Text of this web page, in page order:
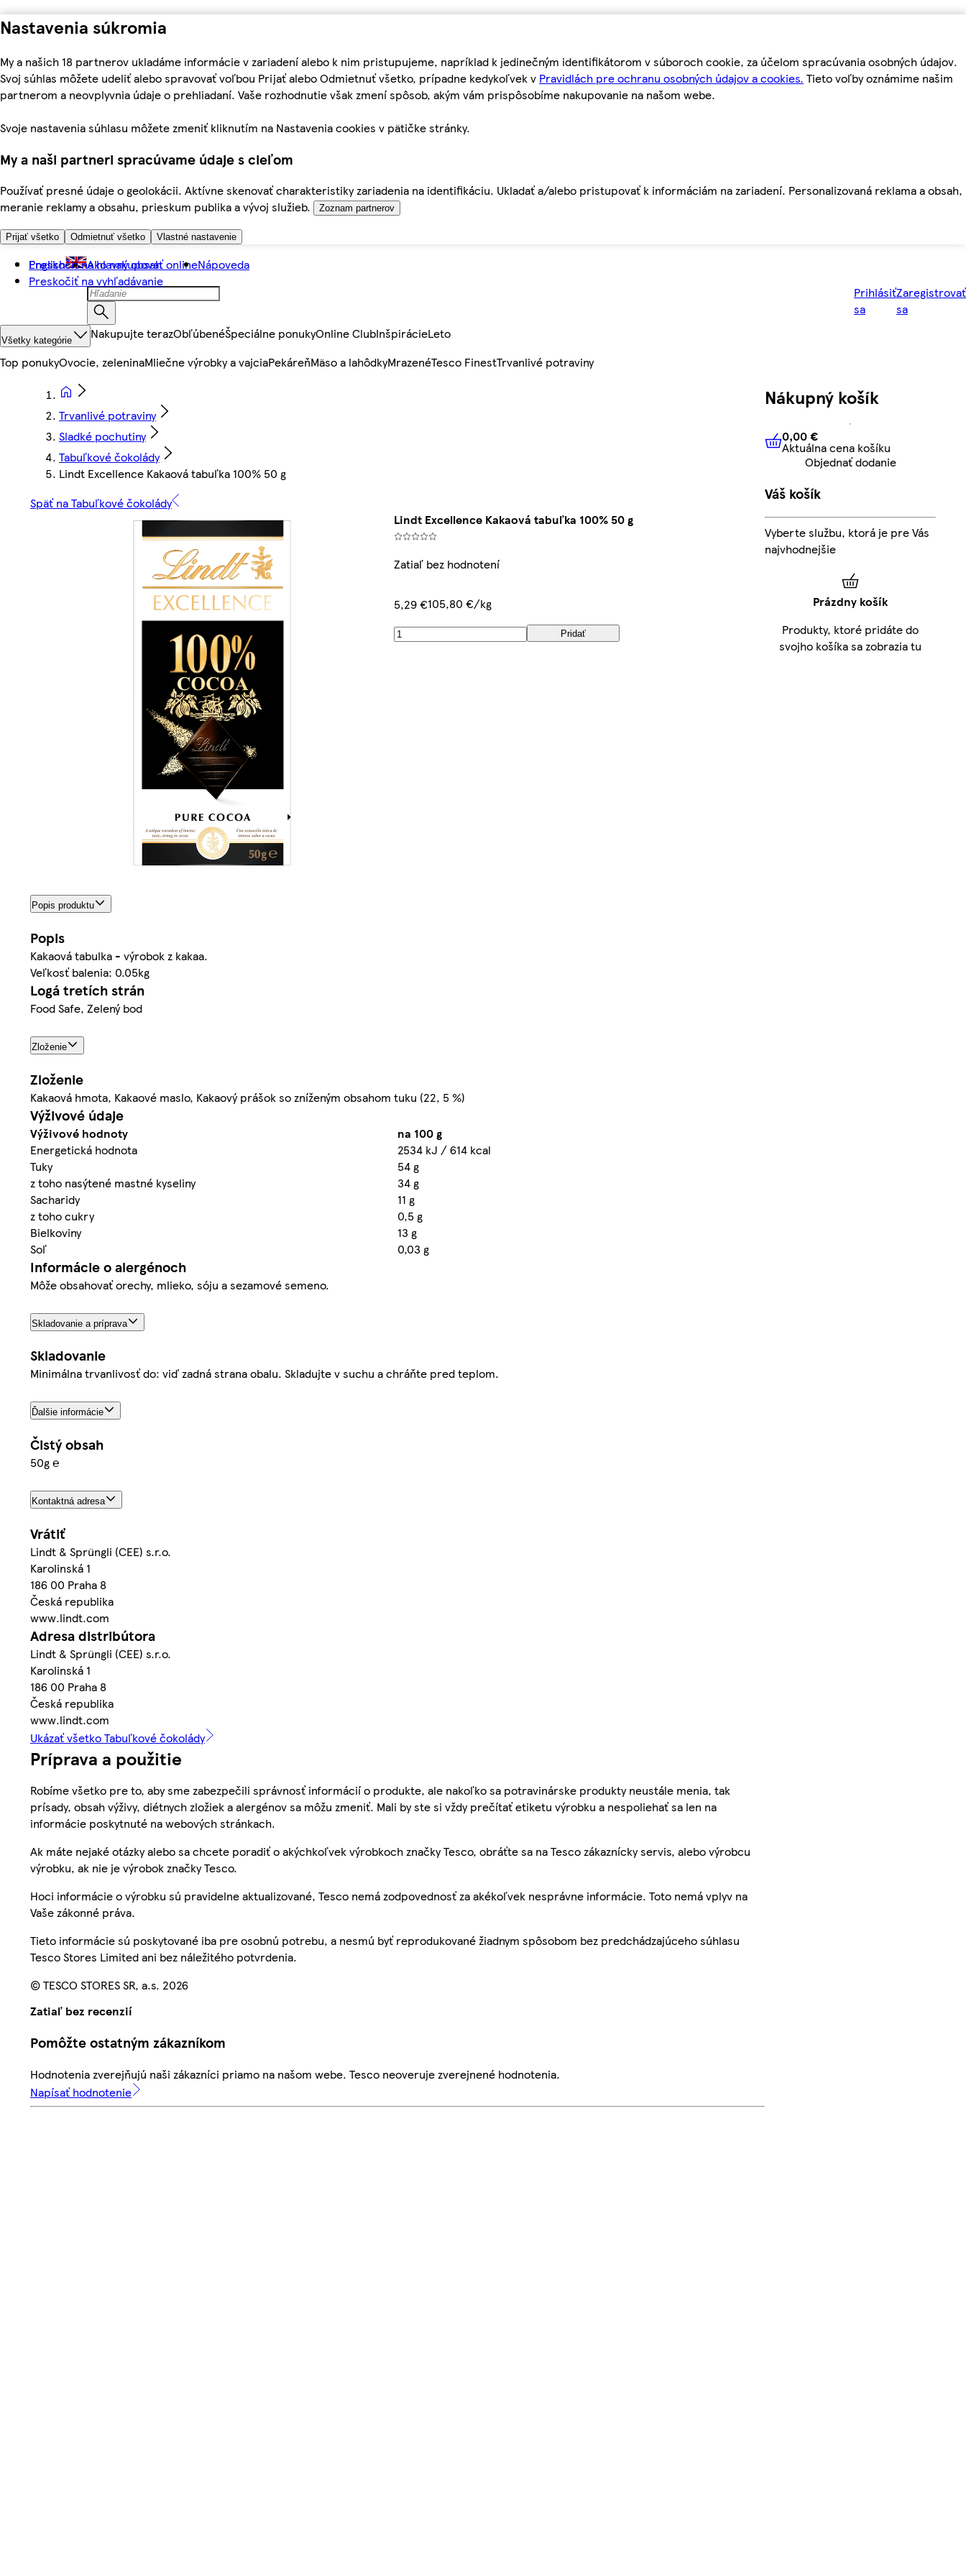
Nastavenia súkromia
My a našich 18 partnerov ukladáme informácie v zariadení alebo k nim pristupujeme, napríklad k jedinečným identifikátorom v súboroch cookie, za účelom spracúvania osobných údajov.
Svoj súhlas môžete udeliť alebo spravovať voľbou Prijať alebo Odmietnuť všetko, prípadne kedykoľvek v Pravidlách pre ochranu osobných údajov a cookies. Tieto voľby oznámime našim
partnerom a neovplyvnia údaje o prehliadaní. Vaše rozhodnutie však zmení spôsob, akým vám prispôsobíme nakupovanie na našom webe.
Svoje nastavenia súhlasu môžete zmeniť kliknutím na Nastavenia cookies v pätičke stránky.
My a naši partneri spracúvame údaje s cieľom
Používať presné údaje o geolokácii. Aktívne skenovať charakteristiky zariadenia na identifikáciu. Ukladať a/alebo pristupovať k informáciám na zariadení. Personalizovaná reklama a obsah,
meranie reklamy a obsahu, prieskum publika a vývoj služieb.
Zoznam partnerov
Prijať všetko Odmietnuť všetko Vlastné nastavenie
Preskočiť na hlavný obsah
Preskočiť na vyhľadávanie
English Ako nakupovať onlineNápoveda
Prihlásiť
sa
Zaregistrovať
sa
Všetky kategórie Nakupujte terazObľúbenéŠpeciálne ponukyOnline ClubInšpirácieLeto
Top ponukyOvocie, zeleninaMliečne výrobky a vajciaPekáreňMäso a lahôdkyMrazenéTesco FinestTrvanlivé potraviny
Trvanlivé potraviny
Sladké pochutiny
Tabuľkové čokolády
Lindt Excellence Kakaová tabuľka 100% 50 g
Späť na Tabuľkové čokolády
Lindt Excellence Kakaová tabuľka 100% 50 g
Zatiaľ bez hodnotení
5,29 €105,80 €/kg
Pridať
Popis produktu
Popis
Kakaová tabulka - výrobok z kakaa.
Veľkosť balenia: 0.05kg
Logá tretích strán
Food Safe, Zelený bod
Zloženie
Zloženie
Kakaová hmota, Kakaové maslo, Kakaový prášok so zníženým obsahom tuku (22, 5 %)
Výživové údaje
Výživové hodnoty
na 100 g
Energetická hodnota
2534 kJ / 614 kcal
Tuky
54 g
z toho nasýtené mastné kyseliny
34 g
Sacharidy
11 g
z toho cukry
0,5 g
Bielkoviny
13 g
Soľ
0,03 g
Informácie o alergénoch
Môže obsahovať orechy, mlieko, sóju a sezamové semeno.
Skladovanie a príprava
Skladovanie
Minimálna trvanlivosť do: viď zadná strana obalu. Skladujte v suchu a chráňte pred teplom.
Ďalšie informácie
Čistý obsah
50g ℮
Kontaktná adresa
Vrátiť
Lindt & Sprüngli (CEE) s.r.o.
Karolinská 1
186 00 Praha 8
Česká republika
www.lindt.com
Adresa distribútora
Lindt & Sprüngli (CEE) s.r.o.
Karolinská 1
186 00 Praha 8
Česká republika
www.lindt.com
Ukázať všetko Tabuľkové čokolády
Príprava a použitie
Robíme všetko pre to, aby sme zabezpečili správnosť informácií o produkte, ale nakoľko sa potravinárske produkty neustále menia, tak
prísady, obsah výživy, diétnych zložiek a alergénov sa môžu zmeniť. Mali by ste si vždy prečítať etiketu výrobku a nespoliehať sa len na
informácie poskytnuté na webových stránkach.
Ak máte nejaké otázky alebo sa chcete poradiť o akýchkoľvek výrobkoch značky Tesco, obráťte sa na Tesco zákaznícky servis, alebo výrobcu
výrobku, ak nie je výrobok značky Tesco.
Hoci informácie o výrobku sú pravidelne aktualizované, Tesco nemá zodpovednosť za akékoľvek nesprávne informácie. Toto nemá vplyv na
Vaše zákonné práva.
Tieto informácie sú poskytované iba pre osobnú potrebu, a nesmú byť reprodukované žiadnym spôsobom bez predchádzajúceho súhlasu
Tesco Stores Limited ani bez náležitého potvrdenia.
© TESCO STORES SR, a.s. 2026
Zatiaľ bez recenzií
Pomôžte ostatným zákazníkom
Hodnotenia zverejňujú naši zákazníci priamo na našom webe. Tesco neoveruje zverejnené hodnotenia.
Napísať hodnotenie
Nákupný košík
0,00 € Aktuálna cena košíku
0,00 €
Aktuálna cena košíku
Objednať dodanie
Váš košík
Vyberte službu, ktorá je pre Vás
najvhodnejšie
Prázdny košík
Produkty, ktoré pridáte do
svojho košíka sa zobrazia tu